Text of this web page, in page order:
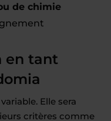
de chimie
en tant
Elle sera
critères comme